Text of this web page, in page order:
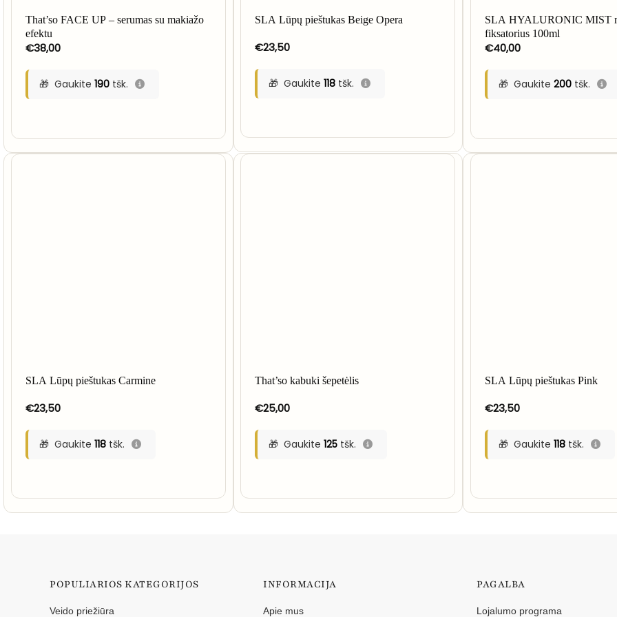
That’so FACE UP – serumas su makiažo
efektu
€38,00
Gaukite 190tšk.
SLA Lūpų pieštukas Beige Opera
€23,50
Gaukite118 tšk.
SLA HYALURONIC MIST
fiksatorius 100ml
€40,00
Gaukite 200tšk.
SLA Lūpų pieštukas Carmine
€23,50
Gaukite 118tšk.
That’so kabuki šepetėlis
€25,00
Gaukite125 tšk.
SLA Lūpų pieštukas Pink
€23,50
Gaukite 118tšk.
POPULIARIOS KATEGORIJOS
Veido priežiūra
INFORMACIJA
Apie mus
PAGALBA
Lojalumo programa